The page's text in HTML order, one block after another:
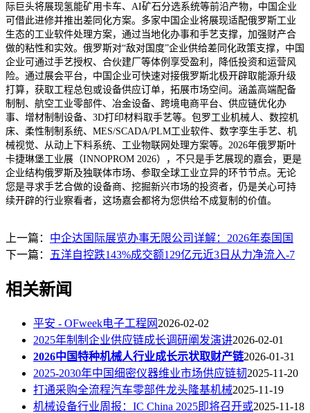
际巨头将展现氢能矿用卡车、AI矿石分选系统等前沿产物，中国企业
可借此进修并推出差同化方案。多家中国企业将展现适配俄罗斯工业
生态的工业软件处理方案，通过当地化办事和手艺支撑，加强财产合
做的粘性和实效。俄罗斯对“敌对国度”企业供给差同化政策支撑，中国
企业可通过手艺授权、合伙建厂等体例享受盈利，降低投资和运营风
险。通过展会平台，中国企业可快速对接俄罗斯北极开辟取能源升级
打算，获取工程总包或设备供应订单，拓展市场空间。涵盖高端配备
制制、航空工业零部件、冶金设备、跨境电商平台、供应链优化办
事、增材制制设备、3D打印材料取手艺等。包罗工业机械人、数控机
床、柔性制制系统、MES/SCADA/PLM工业软件、数字孪生手艺、机
械视觉、从动上下料系统、工业物联网处理方案等。2026年俄罗斯叶
卡捷琳堡工业展（INNOPROM 2026），不只是手艺展现的嘉会，更是
企业结构俄罗斯及独联体市场、参取全球工业立异的环节节点。无论
您是寻求手艺合做的设备商、挖掘新兴市场的投资者，仍是关心可持
续开辟的行业察看者，这场嘉会都将为您供给不成复制的价值。
上一篇： 中企达国际展览办事无限公司详解：2026年泰国国
下一篇：
五洋自控跌143%成交额129亿元近3日从力净流入-7
相关新闻
平安 - OFweek电子工程网 2026-02-02
2025年制制企业供应链成长调研阐发演讲2026-02-01
2026中国特种机械人行业成长示状取财产链2026-01-31
2025-2030年中国细密仪器维业市场供应链韧2025-11-20
打通采购全流程汽车零部件龙头隆基机械2025-11-19
机械设备行业周报：IC China 2025即将召开或2025-11-18